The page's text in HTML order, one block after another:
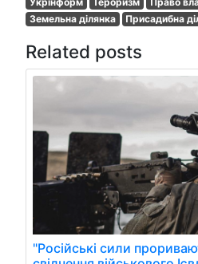
Земельна ділянка
Присадибна
Related posts
"Російські сили